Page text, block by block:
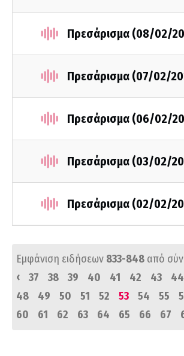
Πρεσάρισμα (08/02/
Πρεσάρισμα (07/02/
Πρεσάρισμα (06/02/
Πρεσάρισμα (03/02/
Πρεσάρισμα (02/02/
Εμφάνιση ειδήσεων 833-848 από
‹
37 38 39 40 41 42 43 44
48
49 50 51 52 53 54 55
60
61 62 63 64 65 66 67